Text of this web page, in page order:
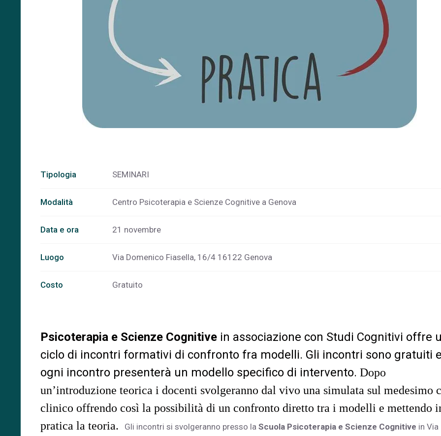
Tipologia SEMINARI
Modalità Centro Psicoterapia e Scienze Cognitive a Genova
Data e ora 21 novembre
Luogo Via Domenico Fiasella, 16/4 16122 Genova
Costo Gratuito
Psicoterapia e Scienze Cognitive in associazione con Studi Cognitivi offre
ciclo di incontri formativi di confronto fra modelli. Gli incontri sono gratuiti
ogni incontro presenterà un modello specifico di intervento. Dopo
un’introduzione teorica i docenti svolgeranno dal vivo una simulata sul medesimo
clinico offrendo così la possibilità di un confronto diretto tra i modelli e mettendo
pratica la teoria. Gli incontri si svolgeranno presso la Scuola Psicoterapia e Scienze Cognitive in Via